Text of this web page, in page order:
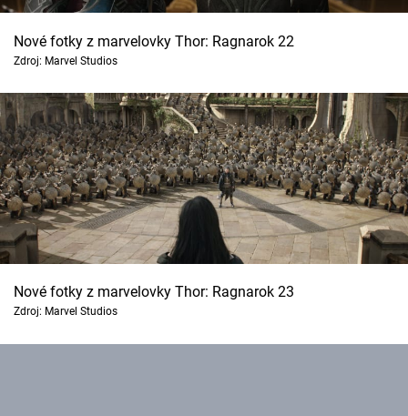
Nové fotky z marvelovky Thor: Ragnarok 22
Zdroj: Marvel Studios
Nové fotky z marvelovky Thor: Ragnarok 23
Zdroj: Marvel Studios